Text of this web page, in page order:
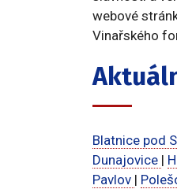
webové
Vinařského
Blatnice pod
Dunajovice |
Pavlov |